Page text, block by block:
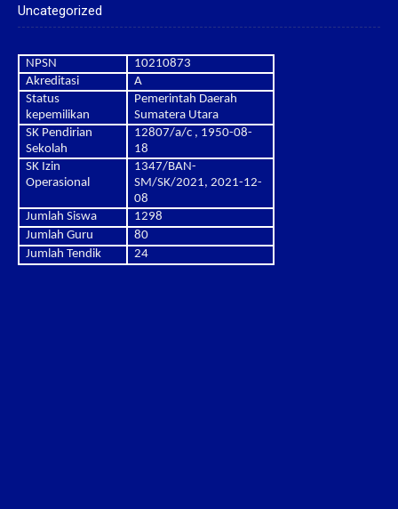
Uncategorized
NPSN
10210873
Akreditasi
A
Status
kepemilikan
Pemerintah Daerah
Sumatera Utara
SK Pendirian
Sekolah
12807/a/c , 1950-08-
18
SK Izin
Operasional
1347/BAN-
SM/SK/2021, 2021-12-
08
Jumlah Siswa
1298
Jumlah Guru
80
Jumlah Tendik
24